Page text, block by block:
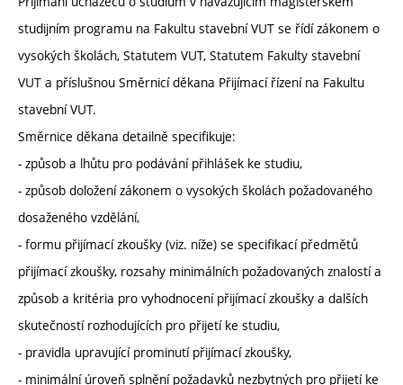
studijním programu na Fakultu stavební VUT se řídí zákonem o
vysokých školách, Statutem VUT, Statutem Fakulty stavební
VUT a příslušnou Směrnicí děkana Přijímací řízení na Fakultu
stavební VUT.
Směrnice děkana detailně specifikuje:
- způsob a lhůtu pro podávání přihlášek ke studiu,
- způsob doložení zákonem o vysokých školách požadovaného
dosaženého vzdělání,
- formu přijímací zkoušky (viz. níže) se specifikací předmětů
přijímací zkoušky, rozsahy minimálních požadovaných znalostí a
způsob a kritéria pro vyhodnocení přijímací zkoušky a dalších
skutečností rozhodujících pro přijetí ke studiu,
- pravidla upravující prominutí přijímací zkoušky,
- minimální úroveň splnění požadavků nezbytných pro přijetí ke